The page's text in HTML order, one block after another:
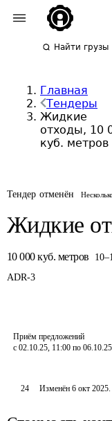
Найти грузы
Главная
Тендеры
Жидкие
отходы, 10
куб. метров
Тендер отменён
Жидкие
10 000 куб. метров 10–
ADR-3
Приём предложений
с 02.10.25, 11:00 по
24 Изменён6 окт 2025.